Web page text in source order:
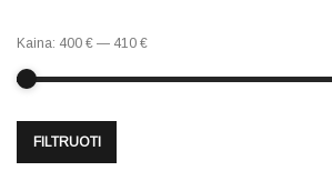
FILTRUOTI
Kaina: 400 € — 410 €